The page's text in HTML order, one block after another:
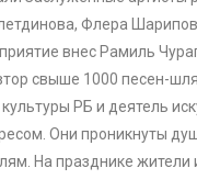
Флера
внес Рамиль
свыше 1000 песен-
РБ и деятель
Они проникнуты
На празднике жители